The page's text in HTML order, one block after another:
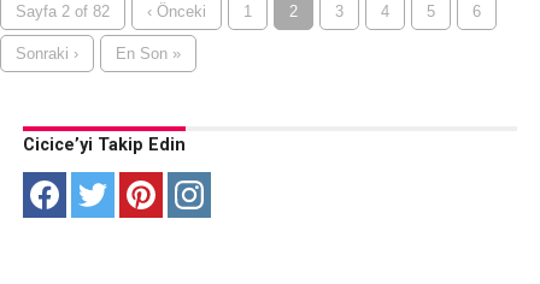
Sayfa 2 of 82 ‹ Önceki 1 2 3 4 5 6
Sonraki › En Son »
Cicice’yi Takip Edin